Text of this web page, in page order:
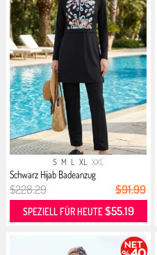
S M L XL XXL
Schwarz Hijab Badeanzug
$228.29 $91.99
SPEZIELL FÜR HEUTE$55.19